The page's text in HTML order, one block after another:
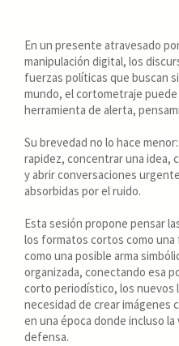
En un presente atravesado
manipulación digital, los
fuerzas políticas que buscan
mundo, el cortometraje
herramienta de alerta,
Su brevedad no lo hace
rapidez, concentrar una idea,
y abrir conversaciones
absorbidas por el ruido.
Esta sesión propone pensar
los formatos cortos como
como una posible arma
organizada, conectando esa
corto periodístico, los nuevos
necesidad de crear imágenes
en una época donde incluso
defensa.